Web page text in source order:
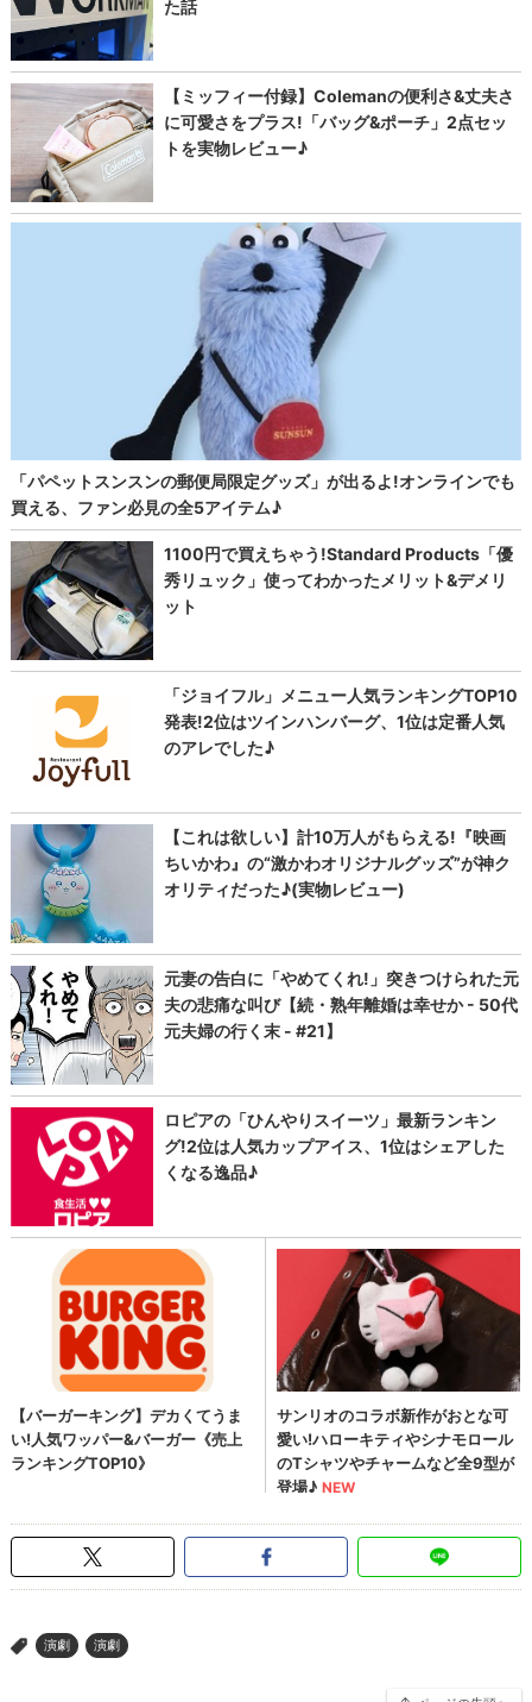
> 演劇 演劇